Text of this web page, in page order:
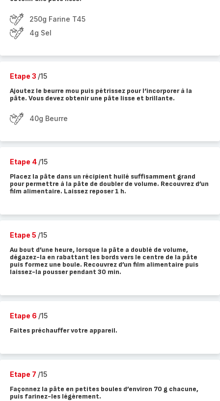
250g Farine T45
4g Sel
Etape 3 /15
Ajoutez le beurre mou puis pétrissez pour l‘incorporer à la
pâte. Vous devez obtenir une pâte lisse et brillante.
40g Beurre
Etape 4 /15
Placez la pâte dans un récipient huilé suffisamment grand
pour permettre à la pâte de doubler de volume. Recouvrez d’un
film alimentaire. Laissez reposer 1 h.
Etape 5 /15
Au bout d’une heure, lorsque la pâte a doublé de volume,
dégazez-la en rabattant les bords vers le centre de la pâte
puis formez une boule. Recouvrez d’un film alimentaire puis
laissez-la pousser pendant 30 min.
Etape 6 /15
Faites préchauffer votre appareil.
Etape 7 /15
Façonnez la pâte en petites boules d’environ 70 g chacune,
puis farinez-les légèrement.